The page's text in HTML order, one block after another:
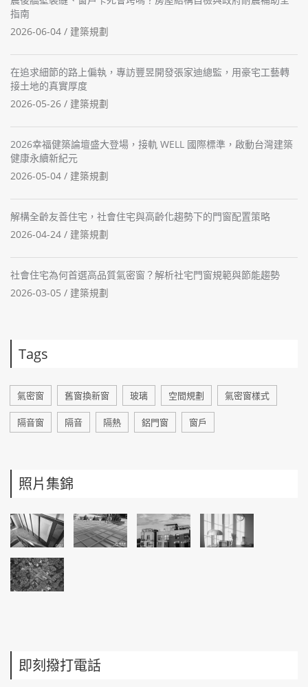
指南
2026-06-04 / 建築規劃
在追求細節的路上偏執，專訪豐昱開發張家迪總監，用豪宅工藝轉
接土地的真實厚度
2026-05-26 / 建築規劃
2026幸福健築論壇盛大登場，接軌 WELL 國際標準，啟動台灣建築
健康永續新紀元
2026-05-04 / 建築規劃
解構全齡友善住宅，社會住宅與高齡化趨勢下的門窗配置策略
2026-04-24 / 建築規劃
社會住宅為何首選高品質氣密窗？解析社宅門窗規範與節能趨勢
2026-03-05 / 建築規劃
Tags
氣密窗 舊窗換新窗 玻璃 空間規劃 氣密窗樣式
隔音窗 隔音 隔熱 鋁門窗 窗戶
照片集錦
即刻撥打電話